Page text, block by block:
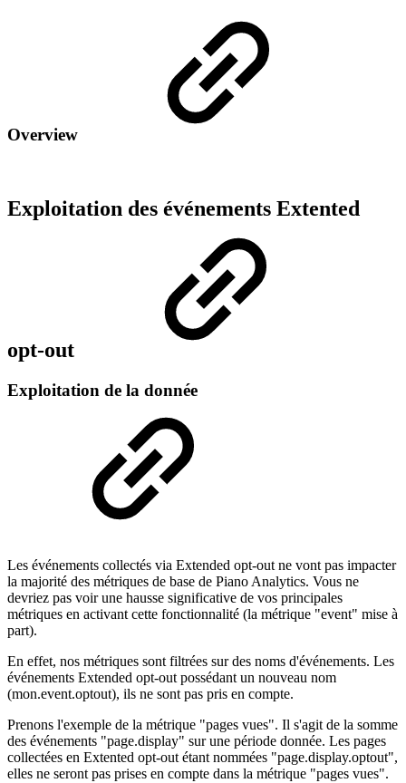
Overview
Exploitation des événements Extented
opt-out
Exploitation de la donnée
Les événements collectés via Extended opt-out ne vont pas impacter
la majorité des métriques de base de Piano Analytics. Vous ne
devriez pas voir une hausse significative de vos principales
métriques en activant cette fonctionnalité (la métrique "event" mise à
part).
En effet, nos métriques sont filtrées sur des noms d'événements. Les
événements Extended opt-out possédant un nouveau nom
(mon.event.optout), ils ne sont pas pris en compte.
Prenons l'exemple de la métrique "pages vues". Il s'agit de la somme
des événements "page.display" sur une période donnée. Les pages
collectées en Extented opt-out étant nommées "page.display.optout",
elles ne seront pas prises en compte dans la métrique "pages vues".